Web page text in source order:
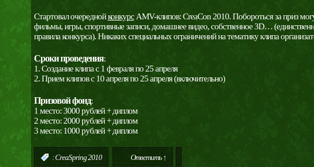
Стартовал очереднойконкурсAMV-клипов: CreaCon 2010. Побороться за приз
фильмы, игры, спортивные записи, домашнее видео, собственное 3D…
правила конкурса). Никаких специальных ограничений на тематику клипа
Сроки проведения:
1. Создание клипа с 1 февраля по 25 апреля
2. Прием клипов с 10 апреля по 25 апреля (включительно)
Призовой фонд:
1 место: 3000 рублей + диплом
2 место: 2000 рублей + диплом
3 место: 1000 рублей + диплом
:CreaSpring 2010 Ответить ↑